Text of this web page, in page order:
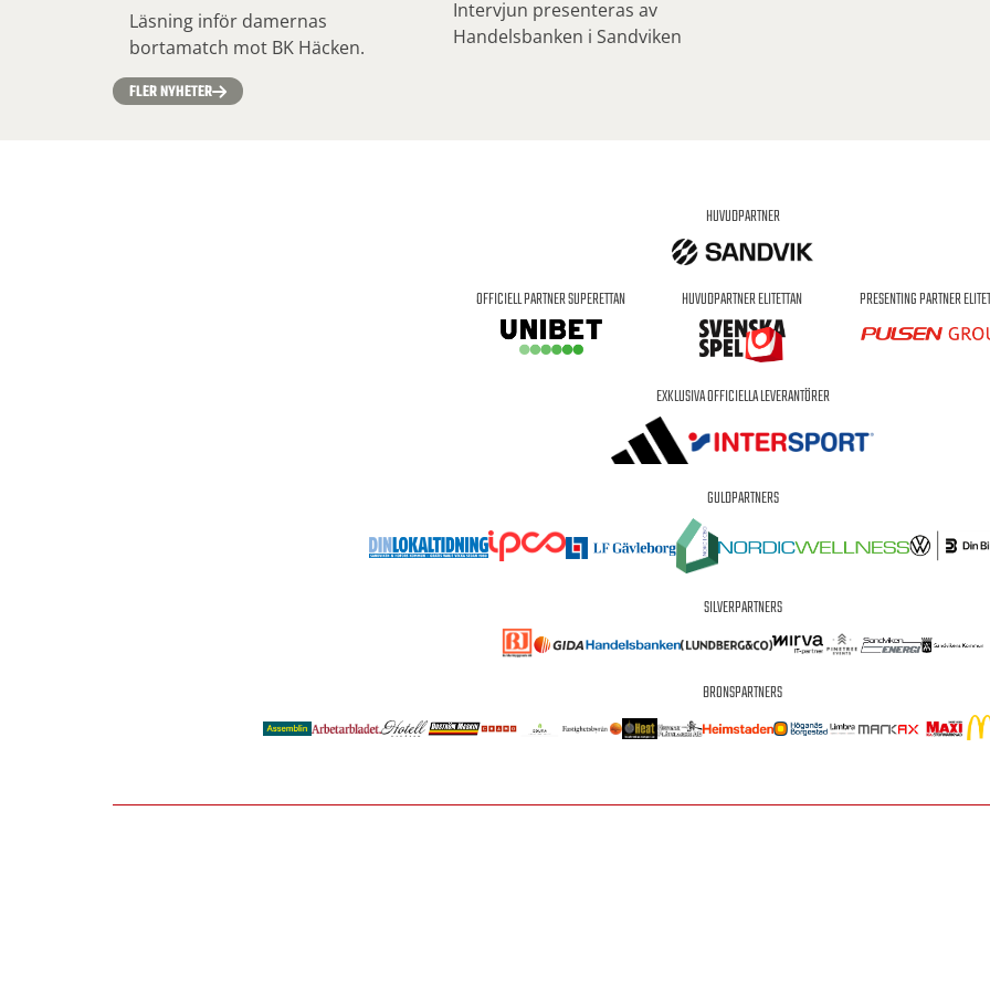
Läsning inför damernas
bortamatch mot BK Häcken.
Intervjun presenteras av
Handelsbanken i Sandviken
FLER NYHETER
HUVUDPARTNER
OFFICIELL PARTNER SUPERETTAN HUVUDPARTNER ELITETTAN PRESENTING PARTNER
EXKLUSIVA OFFICIELLA LEVERANTÖRER
GULDPARTNERS
SILVERPARTNERS
BRONSPARTNERS